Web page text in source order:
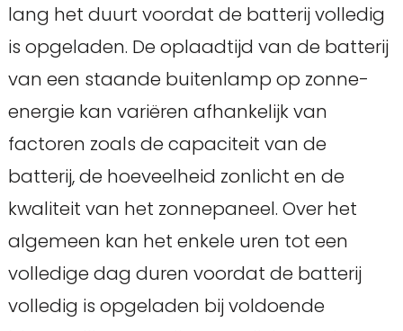
lang het duurt voordat de batterij volledig
is opgeladen. De oplaadtijd van de batterij
van een staande buitenlamp op zonne-
energie kan variëren afhankelijk van
factoren zoals de capaciteit van de
batterij, de hoeveelheid zonlicht en de
kwaliteit van het zonnepaneel. Over het
algemeen kan het enkele uren tot een
volledige dag duren voordat de batterij
volledig is opgeladen bij voldoende